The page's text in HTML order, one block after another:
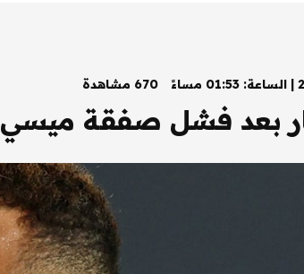
670 مشاهدة
بعد فشل صفقة ميسي